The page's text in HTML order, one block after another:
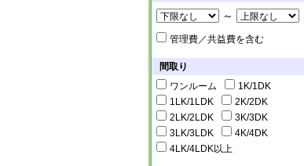
～
管理費／共益費を含む
間取り
ワンルーム
1K/1DK
1LK/1LDK
2K/2DK
2LK/2LDK
3K/3DK
3LK/3LDK
4K/4DK
4LK/4LDK以上